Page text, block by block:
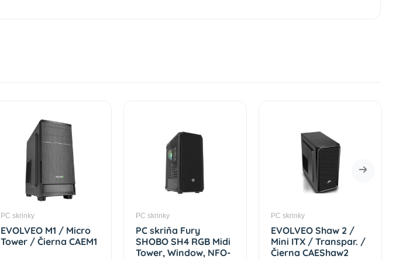
PC skrinky
EVOLVEO M1 / Micro
Tower / Čierna CAEM1
PC skrinky
PC skriňa Fury
SHOBO SH4 RGB Midi
Tower, Window, NFO-
PC skrinky
EVOLVEO Shaw 2 /
Mini ITX / Transpar. /
Čierna CAEShaw2